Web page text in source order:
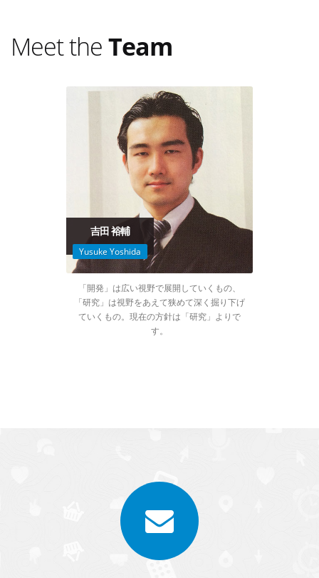
Meet theTeam
吉田 裕輔
Yusuke Yoshida
「開発」は広い視野で展開していくもの、
「研究」は視野をあえて狭めて深く掘り下げ
ていくもの。現在の方針は「研究」よりで
す。